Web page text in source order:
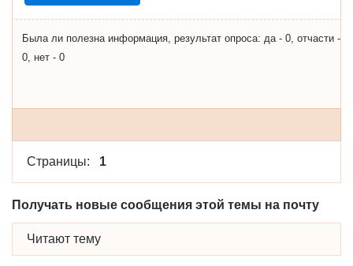
Была ли полезна информация, результат опроса: да - 0, отчасти -
0, нет - 0
Страницы: 1
Получать новые сообщения этой темы на почту
Читают тему